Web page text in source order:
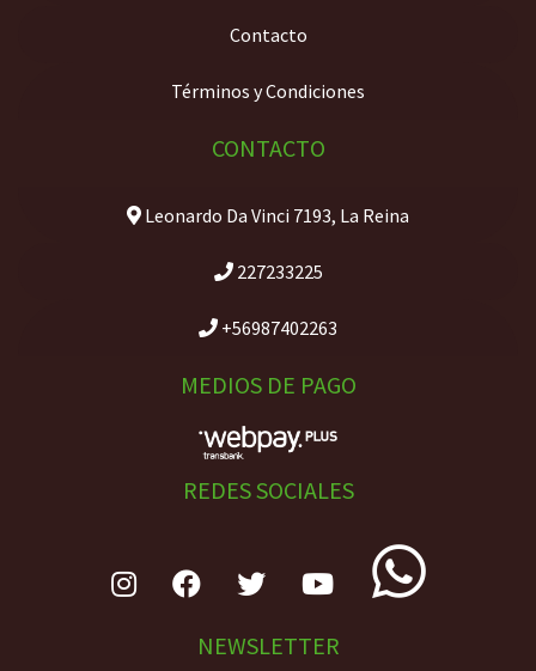
Contacto
Términos y Condiciones
CONTACTO
Leonardo Da Vinci 7193, La Reina
227233225
+56987402263
MEDIOS DE PAGO
REDES SOCIALES
NEWSLETTER